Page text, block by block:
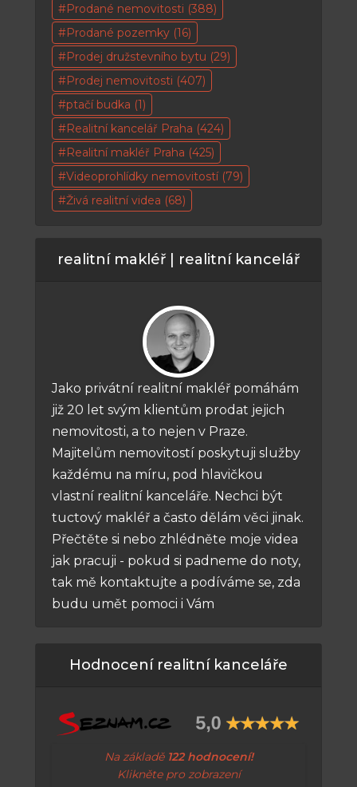
Prodané nemovitosti (388)
Prodané pozemky (16)
Prodej družstevního bytu (29)
Prodej nemovitosti (407)
ptačí budka (1)
Realitní kancelář Praha (424)
Realitní makléř Praha (425)
Videoprohlídky nemovitostí(79)
Živá realitní videa (68)
realitní makléř | realitní kancelář
Jako privátní realitní makléř pomáhám
již 20 let svým klientům prodat jejich
nemovitosti, a to nejen v Praze.
Majitelům nemovitostí poskytuji služby
každému na míru, pod hlavičkou
vlastní realitní kanceláře. Nechci být
tuctový makléř a často dělám věci jinak.
Přečtěte si nebo zhlédněte moje videa
jak pracuji - pokud si padneme do noty,
tak mě kontaktujte a podíváme se, zda
budu umět pomoci i Vám
Hodnocení realitní kanceláře
Na základě 122 hodnocení!
Klikněte pro zobrazení